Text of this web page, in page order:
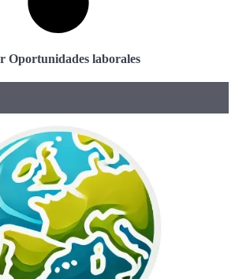
Oportunidades laborales